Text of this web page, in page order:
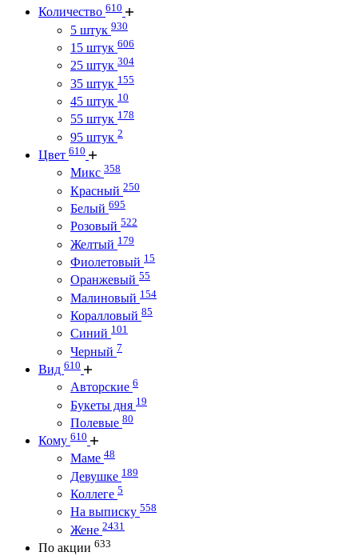
Количество 610
5 штук 930
15 штук 606
25 штук 304
35 штук 155
45 штук 10
55 штук 178
95 штук 2
Цвет 610
Микс 358
Красный 250
Белый 695
Розовый 522
Желтый 179
Фиолетовый 15
Оранжевый 55
Малиновый 154
Коралловый 85
Синий 101
Черный 7
Вид 610
Авторские 6
Букеты дня 19
Полевые 80
Кому 610
Маме 48
Девушке 189
Коллеге 5
На выписку 558
Жене 2431
По акции 633